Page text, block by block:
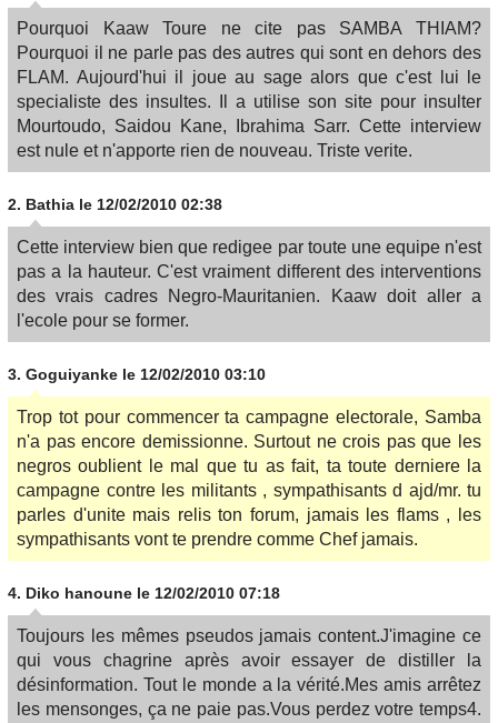
Pourquoi Kaaw Toure ne cite pas SAMBA THIAM?
Pourquoi il ne parle pas des autres qui sont en dehors des
FLAM. Aujourd'hui il joue au sage alors que c'est lui le
specialiste des insultes. Il a utilise son site pour insulter
Mourtoudo, Saidou Kane, Ibrahima Sarr. Cette interview
est nule et n'apporte rien de nouveau. Triste verite.
2. Bathia le 12/02/2010 02:38
Cette interview bien que redigee par toute une equipe n'est
pas a la hauteur. C'est vraiment different des interventions
des vrais cadres Negro-Mauritanien. Kaaw doit aller a
l'ecole pour se former.
3. Goguiyanke le 12/02/2010 03:10
Trop tot pour commencer ta campagne electorale, Samba
n'a pas encore demissionne. Surtout ne crois pas que les
negros oublient le mal que tu as fait, ta toute derniere la
campagne contre les militants , sympathisants d ajd/mr. tu
parles d'unite mais relis ton forum, jamais les flams , les
sympathisants vont te prendre comme Chef jamais.
4. Diko hanoune le 12/02/2010 07:18
Toujours les mêmes pseudos jamais content.J'imagine ce
qui vous chagrine après avoir essayer de distiller la
désinformation. Tout le monde a la vérité.Mes amis arrêtez
les mensonges, ça ne paie pas.Vous perdez votre temps4.